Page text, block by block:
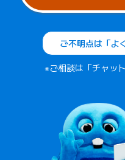
ご不明点は「よ
※ご相談は「チャッ